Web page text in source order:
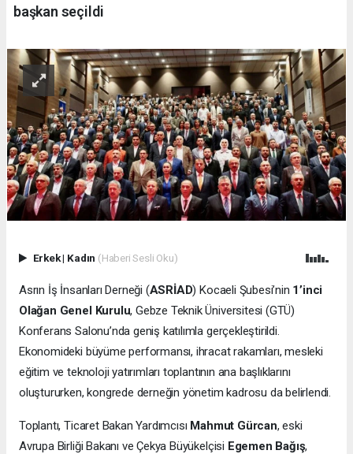
başkan seçildi
Erkek| Kadın (Haberi Sesli Oku)
Asrın İş İnsanları Derneği (ASRİAD) Kocaeli Şubesi’nin 1’inci
Olağan Genel Kurulu, Gebze Teknik Üniversitesi (GTÜ)
Konferans Salonu’nda geniş katılımla gerçekleştirildi.
Ekonomideki büyüme performansı, ihracat rakamları, mesleki
eğitim ve teknoloji yatırımları toplantının ana başlıklarını
oluştururken, kongrede derneğin yönetim kadrosu da belirlendi.
Toplantı, Ticaret Bakan Yardımcısı Mahmut Gürcan, eski
Avrupa Birliği Bakanı ve Çekya Büyükelçisi Egemen Bağış,